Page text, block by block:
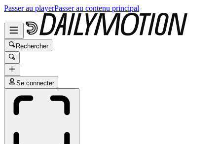
Passer au playerPasser au contenu principal
Rechercher
Se connecter